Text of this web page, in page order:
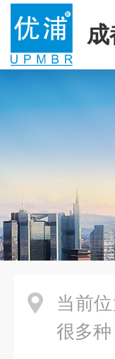
司
当前位
很多